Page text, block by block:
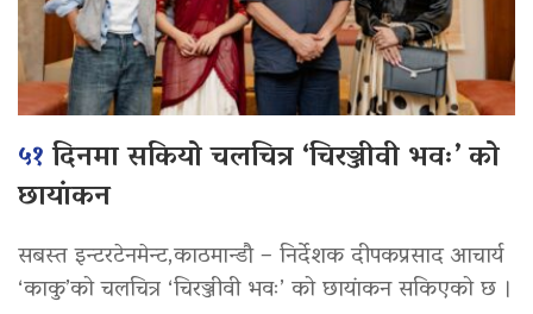
५१दिनमा सकियो चलचित्र ‘चिरञ्जीवी भवः’ को
छायांकन
सबस्त इन्टरटेनमेन्ट,काठमान्डौ – निर्देशक दीपकप्रसाद आचार्य
‘काकु’को चलचित्र ‘चिरञ्जीवी भवः’ को छायांकन सकिएको छ ।